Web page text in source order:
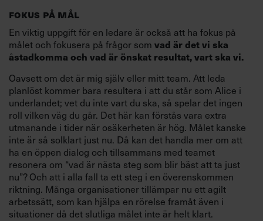
FOKUS PÅ MÅL
En viktig uppgift för en ledare är också att ha fokus på
målet och fokusera på frågor som vad är det vi ska
åstadkomma och vad är önskat resultat, vart ska vi.
Oavsett om det är mig själv eller mitt team. Att leda
planlöst kommer bara resultera i att du står som Alice i
underlandet; vet du inte vart du ska, så spelar det ingen
roll vilken väg du går. Det här kan förstås vara extra
utmanande i tider när osäkerheten är hög. Målet kanske
inte är så solklart just nu. Då kan det handla mer om att
ha en öppen dialog och tillsammans med teamet
resonera om “vad är nästa steg som blir bäst att ta just
nu”? Och att i alla fall ta ett steg i en överenskommen
riktning. Många organisationer tillämpar nu ett agilt
arbetssätt, som kan hjälpa en rörelse framåt även i
situationer då det slutliga målet inte är helt klart.